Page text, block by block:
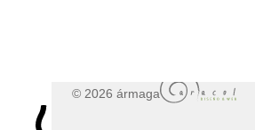
© 2026 ármaga